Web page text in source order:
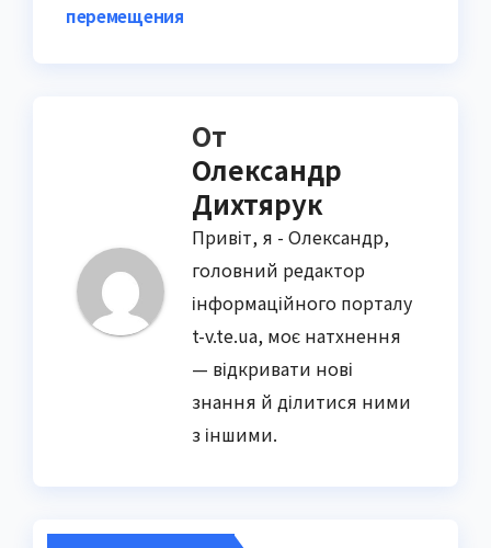
перемещения
От
Олександр
Дихтярук
Привіт, я - Олександр,
головний редактор
інформаційного порталу
t-v.te.ua, моє натхнення
— відкривати нові
знання й ділитися ними
з іншими.